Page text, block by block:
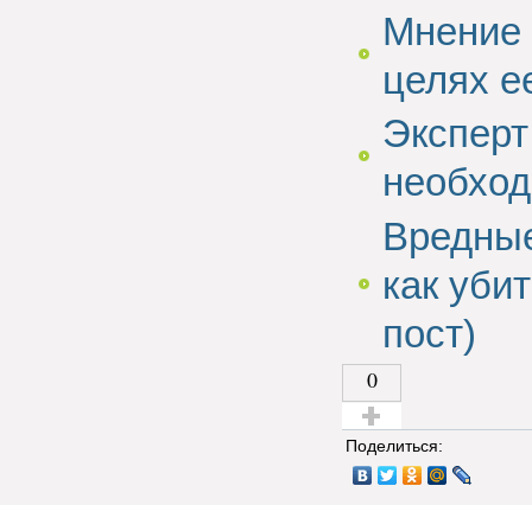
Мнение
целях
как
пост)
0
Голос за!
Поделиться: